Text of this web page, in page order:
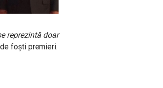
reprezintă doar
foști premieri.